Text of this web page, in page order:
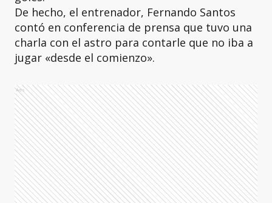
De hecho, el entrenador, Fernando Santos
contó en conferencia de prensa que tuvo una
charla con el astro para contarle que no iba a
jugar «desde el comienzo».
Ads